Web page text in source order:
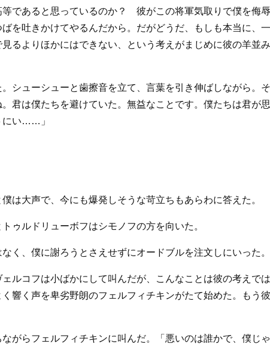
であると思っているのか？ 彼がこの将軍気取りで僕を侮辱
を吐きかけてやるんだから。だがどうだ、もしも本当に、
るよりほかにはできない、という考えがまじめに彼の羊並
シューシューと歯擦音を立て、言葉を引き伸ばしながら。
君は僕たちを避けていた。無益なことです。僕たちは君が
にい……」
は大声で、今にも爆発しそうな苛立ちもあらわに答えた。
ゥルドリューボフはシモノフの方を向いた。
く、僕に謝ろうとさえせずにオードブルを注文しにいった。
ルコフは小ばかにして叫んだが、こんなことは彼の考えで
響く声を卑劣野朗のフェルフィチキンがたて始めた。もう
がらフェルフィチキンに叫んだ。「悪いのは誰かで、僕じ